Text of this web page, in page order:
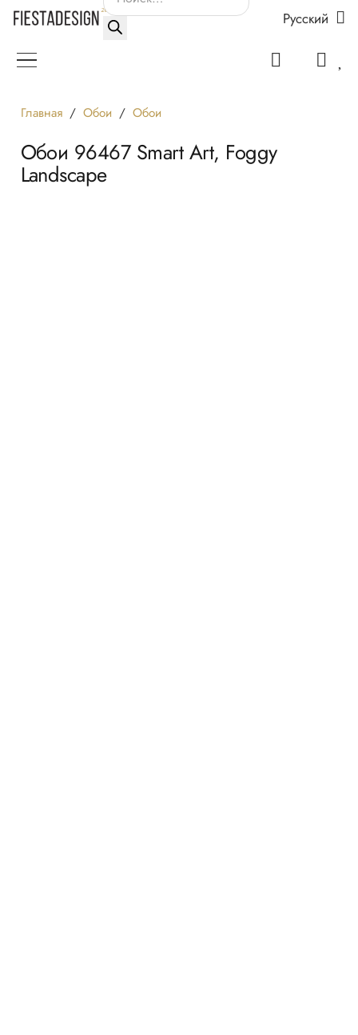
товаров
Русский
Главная / Обои / Обои
Обои 96467 Smart Art, Foggy
Landscape